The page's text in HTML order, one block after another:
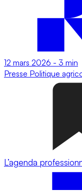
12 mars 2026 - 3 min
Presse Politique
L’agenda